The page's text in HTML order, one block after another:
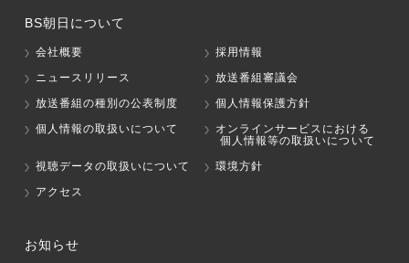
BS朝日について
会社概要
採用情報
ニュースリリース
放送番組審議会
放送番組の種別の公表制度
個人情報保護方針
個人情報の取扱いについて
オンラインサービスにおける
個人情報等の取扱いについて
視聴データの取扱いについて
環境方針
アクセス
お知らせ